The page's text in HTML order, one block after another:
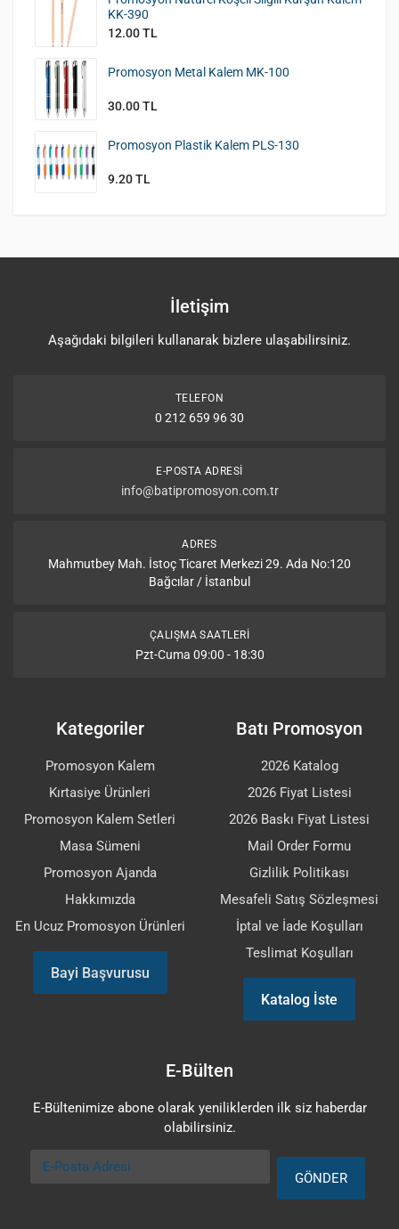
KK-390
12.00 TL
Promosyon Metal Kalem MK-100
30.00 TL
Promosyon Plastik Kalem PLS-130
9.20 TL
İletişim
Aşağıdaki bilgileri kullanarak bizlere ulaşabilirsiniz.
TELEFON
0 212 659 96 30
E-POSTA ADRESI
info@batipromosyon.com.tr
ADRES
Mahmutbey Mah. İstoç Ticaret Merkezi 29. Ada No:120
Bağcılar / İstanbul
ÇALIŞMA SAATLERI
Pzt-Cuma 09:00 - 18:30
Kategoriler
Promosyon Kalem
Kırtasiye Ürünleri
Promosyon Kalem Setleri
Masa Sümeni
Promosyon Ajanda
Hakkımızda
En Ucuz Promosyon Ürünleri
Bayi Başvurusu
Batı Promosyon
2026 Katalog
2026 Fiyat Listesi
2026 Baskı Fiyat Listesi
Mail Order Formu
Gizlilik Politikası
Mesafeli Satış Sözleşmesi
İptal ve İade Koşulları
Teslimat Koşulları
Katalog İste
E-Bülten
E-Bültenimize abone olarak yeniliklerden ilk siz haberdar
olabilirsiniz.
E-Posta Adresi
GÖNDER